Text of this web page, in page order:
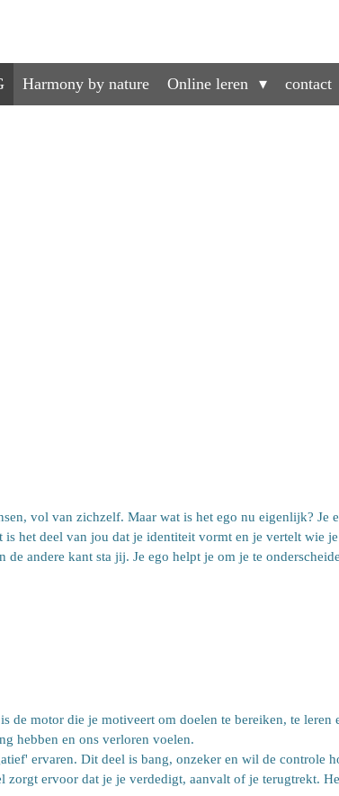
Harmony by nature Online leren contact
vol van zichzelf. Maar wat is het ego nu eigenlijk? Je
het deel van jou dat je identiteit vormt en je vertelt wie
andere kant sta jij. Je ego helpt je om je te
de motor die je motiveert om doelen te bereiken, te leren
hebben en ons verloren voelen.
ervaren. Dit deel is bang, onzeker en wil de controle
ervoor dat je je verdedigt, aanvalt of je terugtrekt.